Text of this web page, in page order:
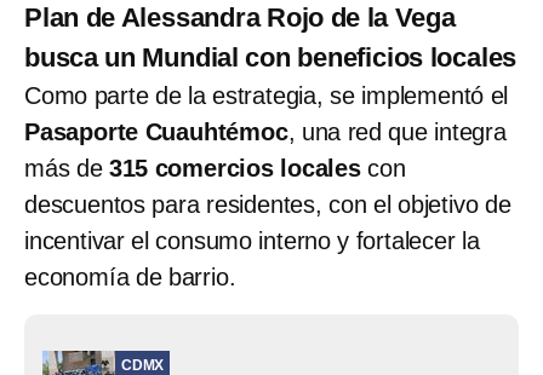
Plan de Alessandra Rojo de la Vega
busca un Mundial con beneficios locales
Como parte de la estrategia, se implementó el
Pasaporte Cuauhtémoc, una red que integra
más de 315 comercios localescon
descuentos para residentes, con el objetivo de
incentivar el consumo interno y fortalecer la
economía de barrio.
CDMX